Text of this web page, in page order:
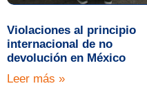
Violaciones al principio
internacional de no
devolución en México
Leer más »